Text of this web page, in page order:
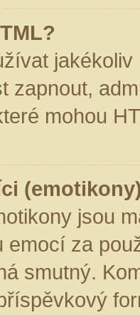
zapnout,
mohou
jsou
emocí za
smutný.